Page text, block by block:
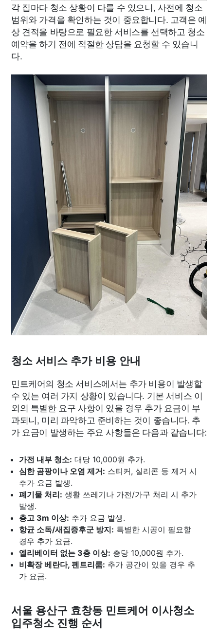
각 집마다 청소 상황이 다를 수 있으니, 사전에 청소
범위와 가격을 확인하는 것이 중요합니다. 고객은 예
상 견적을 바탕으로 필요한 서비스를 선택하고 청소
예약을 하기 전에 적절한 상담을 요청할 수 있습니
다.
청소 서비스 추가 비용 안내
민트케어의 청소 서비스에서는 추가 비용이 발생할
수 있는 여러 가지 상황이 있습니다. 기본 서비스 이
외의 특별한 요구 사항이 있을 경우 추가 요금이 부
과되니, 미리 파악하고 준비하는 것이 좋습니다. 추
가 요금이 발생하는 주요 사항들은 다음과 같습니다:
가전 내부 청소: 대당 10,000원 추가.
심한 곰팡이나 오염 제거: 스티커, 실리콘 등 제거 시
추가 요금 발생.
폐기물 처리: 생활 쓰레기나 가전/가구 처리 시 추가
발생.
층고 3m 이상: 추가 요금 발생.
항균 소독/새집증후군 방지: 특별한 시공이 필요할
경우 추가 요금.
엘리베이터 없는 3층 이상: 층당 10,000원 추가.
비확장 베란다, 펜트리룸: 추가 공간이 있을 경우 추
가 요금.
서울 용산구 효창동 민트케어 이사청소
입주청소 진행 순서